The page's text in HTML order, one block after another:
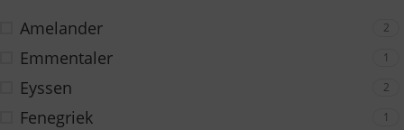
Amelander 2
Emmentaler 1
Eyssen 2
Fenegriek 1